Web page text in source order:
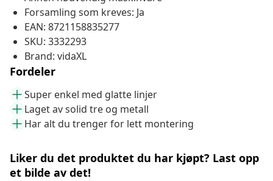
Forsamling som kreves: Ja
EAN: 8721158835277
SKU: 3332293
Brand: vidaXL
Fordeler
Super enkel med glatte linjer
Laget av solid tre og metall
Har alt du trenger for lett montering
Liker du det produktet du har kjøpt? Last opp
et bilde av det!